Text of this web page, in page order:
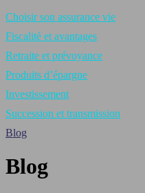
Choisir son assurance vie
Fiscalité et avantages
Retraite et prévoyance
Produits d’épargne
Investissement
Succession et transmission
Blog
Blog